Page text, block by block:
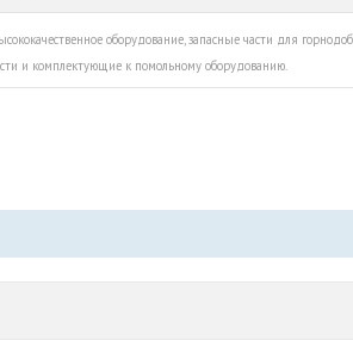
оборудование, запасные части для
и комплектующие к помольному оборудованию.